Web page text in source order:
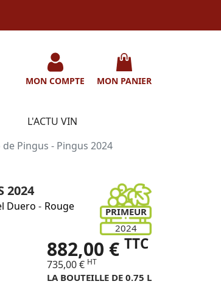
MON COMPTE MON PANIER
L'ACTU VIN
Pingus - Pingus 2024
2024
Duero - Rouge
PRIMEUR
2024
882,00 € TTC
735,00 € HT
LA BOUTEILLE DE 0.75 L